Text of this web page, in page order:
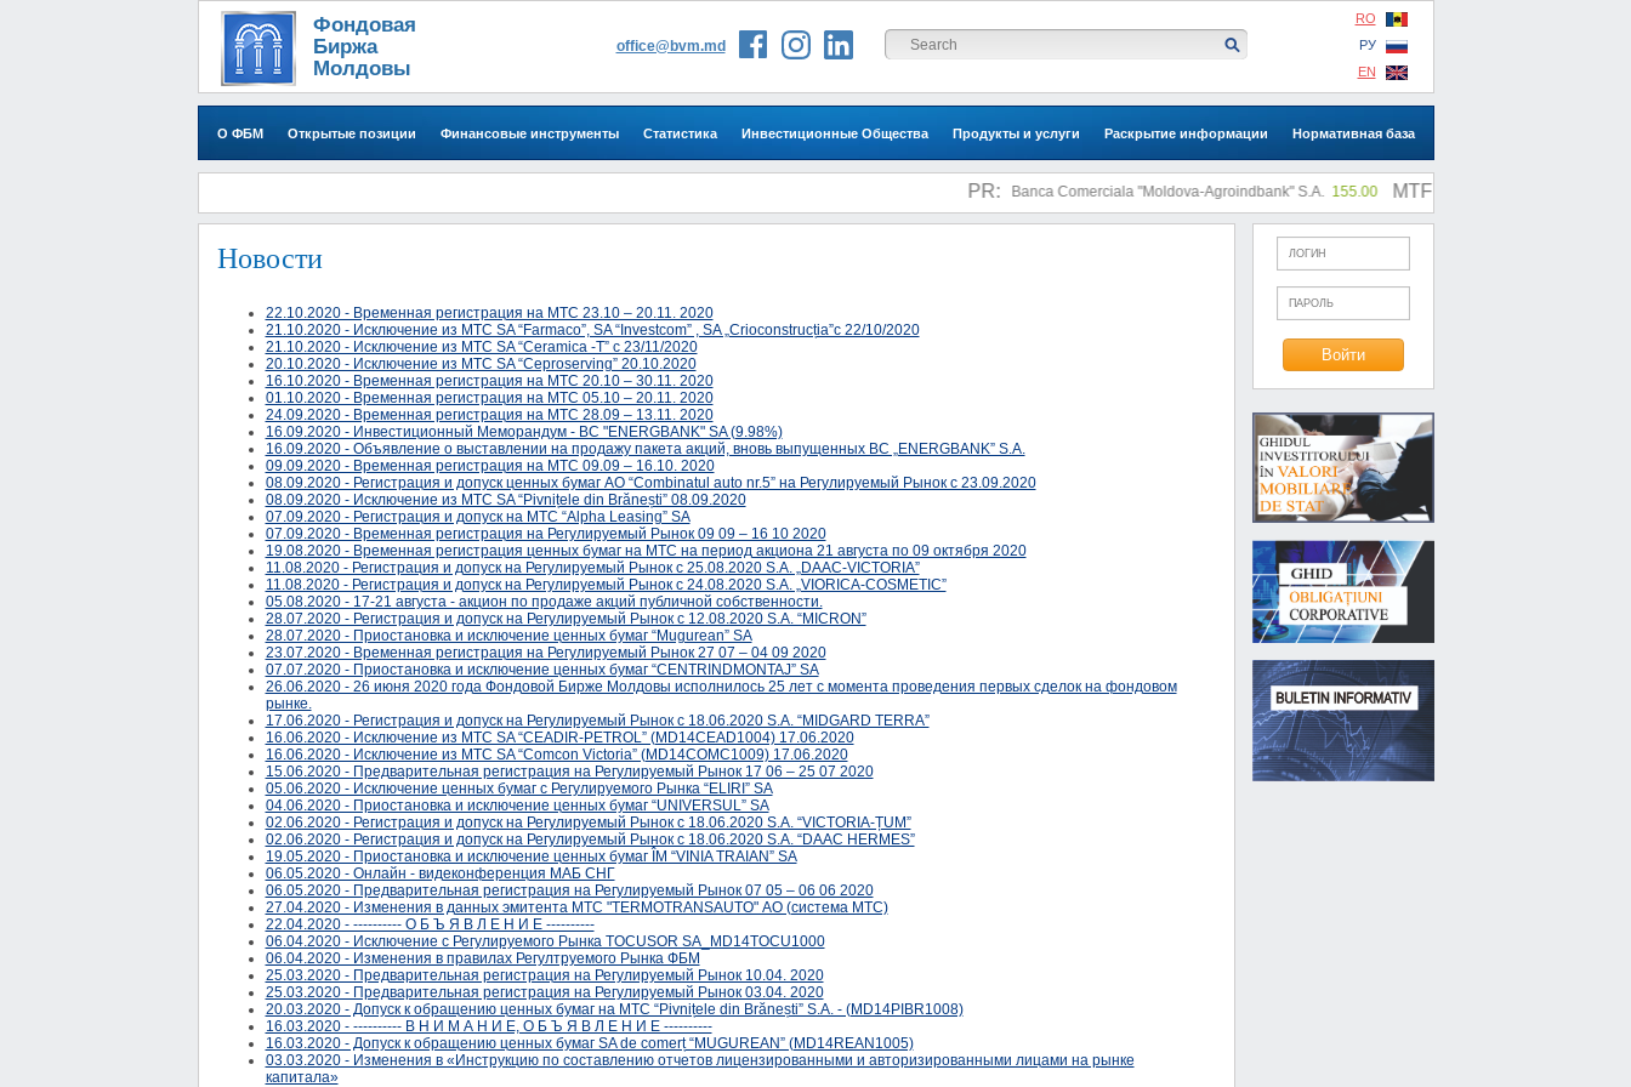
Фондовая
Биржа
Молдовы
RO
РУ
EN
office@bvm.md
О ФБМ Открытые позиции Финансовые инструменты Статистика Инвестиционные Общества Продукты и услуги Раскрытие информации Нормативная база
PR: Banca Comerciala "Moldova-Agroindbank" S.A. 155.00 MTF: |
Новости
22.10.2020 - Временная регистрация на МТС 23.10 – 20.11. 2020
21.10.2020 - Исключение из МТС SA “Farmaco”, SA “Investcom” , SA „Crioconstrucția”с 22/10/2020
21.10.2020 - Исключение из МТС SA “Ceramica -T” с 23/11/2020
20.10.2020 - Исключение из МТС SA “Ceproserving” 20.10.2020
16.10.2020 - Временная регистрация на МТС 20.10 – 30.11. 2020
01.10.2020 - Временная регистрация на МТС 05.10 – 20.11. 2020
24.09.2020 - Временная регистрация на МТС 28.09 – 13.11. 2020
16.09.2020 - Инвестиционный Меморандум - BC "ENERGBANK" SA (9.98%)
16.09.2020 - Объявление о выставлении на продажу пакета акций, вновь выпущенных BC „ENERGBANK” S.A.
09.09.2020 - Временная регистрация на МТС 09.09 – 16.10. 2020
08.09.2020 - Регистрация и допуск ценных бумаг AО “Combinatul auto nr.5” на Регулируемый Рынок с 23.09.2020
08.09.2020 - Исключение из МТС SA “Pivnițele din Brănești” 08.09.2020
07.09.2020 - Регистрация и допуск на МТС “Alpha Leasing” SA
07.09.2020 - Временная регистрация на Регулируемый Рынок 09 09 – 16 10 2020
19.08.2020 - Временная регистрация ценных бумаг на МТС на период акциона 21 августа по 09 октября 2020
11.08.2020 - Регистрация и допуск на Регулируемый Рынок с 25.08.2020 S.A. „DAAC-VICTORIA”
11.08.2020 - Регистрация и допуск на Регулируемый Рынок с 24.08.2020 S.A. „VIORICA-COSMETIC”
05.08.2020 - 17-21 августа - акцион по продаже акций публичной собственности.
28.07.2020 - Регистрация и допуск на Регулируемый Рынок с 12.08.2020 S.A. “MICRON”
28.07.2020 - Приостановка и исключение ценных бумаг “Mugurean” SA
23.07.2020 - Временная регистрация на Регулируемый Рынок 27 07 – 04 09 2020
07.07.2020 - Приостановка и исключение ценных бумаг “CENTRINDMONTAJ” SA
26.06.2020 - 26 июня 2020 года Фондовой Бирже Молдовы исполнилось 25 лет с момента проведения первых сделок на фондовом
рынке.
17.06.2020 - Регистрация и допуск на Регулируемый Рынок с 18.06.2020 S.A. “MIDGARD TERRA”
16.06.2020 - Исключение из МТС SA “CEADIR-PETROL” (MD14CEAD1004) 17.06.2020
16.06.2020 - Исключение из МТС SA “Comcon Victoria” (MD14COMC1009) 17.06.2020
15.06.2020 - Предварительная регистрация на Регулируемый Рынок 17 06 – 25 07 2020
05.06.2020 - Исключение ценных бумаг c Регулируемого Рынка “ELIRI” SA
04.06.2020 - Приостановка и исключение ценных бумаг “UNIVERSUL” SA
02.06.2020 - Регистрация и допуск на Регулируемый Рынок с 18.06.2020 S.A. “VICTORIA-ȚUM”
02.06.2020 - Регистрация и допуск на Регулируемый Рынок с 18.06.2020 S.A. “DAAC HERMES”
19.05.2020 - Приостановка и исключение ценных бумаг ÎM “VINIA TRAIAN” SA
06.05.2020 - Онлайн - видеконференция МАБ СНГ
06.05.2020 - Предварительная регистрация на Регулируемый Рынок 07 05 – 06 06 2020
27.04.2020 - Изменения в данных эмитента МТС "TERMOTRANSAUTO" АО (система МТС)
22.04.2020 - ---------- О Б Ъ Я В Л Е Н И Е ----------
06.04.2020 - Исключение с Регулируемого Рынка TOCUSOR SA_MD14TOCU1000
06.04.2020 - Изменения в правилах Регултруемого Рынка ФБМ
25.03.2020 - Предварительная регистрация на Регулируемый Рынок 10.04. 2020
25.03.2020 - Предварительная регистрация на Регулируемый Рынок 03.04. 2020
20.03.2020 - Допуск к обращению ценных бумаг на МТС “Pivnițele din Brănești” S.A. - (MD14PIBR1008)
16.03.2020 - ---------- В Н И М А Н И Е, О Б Ъ Я В Л Е Н И Е ----------
16.03.2020 - Допуск к обращению ценных бумаг SA de comerț “MUGUREAN” (MD14REAN1005)
03.03.2020 - Изменения в «Инструкцию по составлению отчетов лицензированными и авторизированными лицами на рынке
капитала»